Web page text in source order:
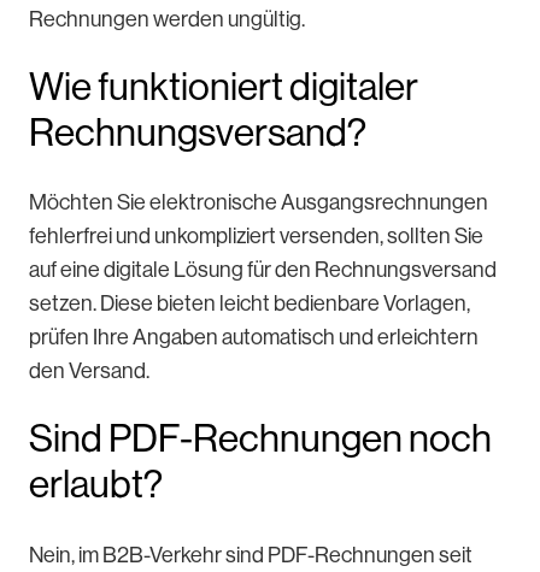
Rechnungen werden ungültig.
Wie funktioniert digitaler
Rechnungsversand?
Möchten Sie elektronische Ausgangsrechnungen
fehlerfrei und unkompliziert versenden, sollten Sie
auf eine digitale Lösung für den Rechnungsversand
setzen. Diese bieten leicht bedienbare Vorlagen,
prüfen Ihre Angaben automatisch und erleichtern
den Versand.
Sind PDF-Rechnungen noch
erlaubt?
Nein, im B2B-Verkehr sind PDF-Rechnungen seit